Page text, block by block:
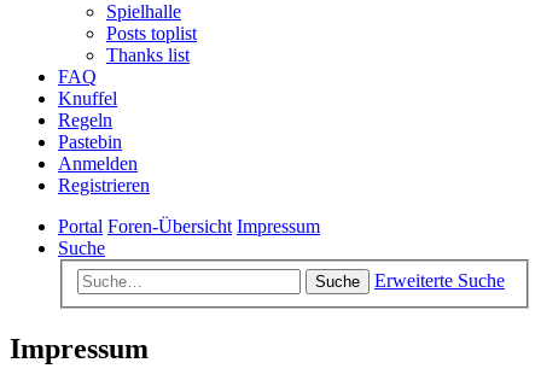
Spielhalle
Posts toplist
Thanks list
FAQ
Knuffel
Regeln
Pastebin
Anmelden
Registrieren
Portal Foren-Übersicht Impressum
Suche
Suche Erweiterte Suche
Impressum